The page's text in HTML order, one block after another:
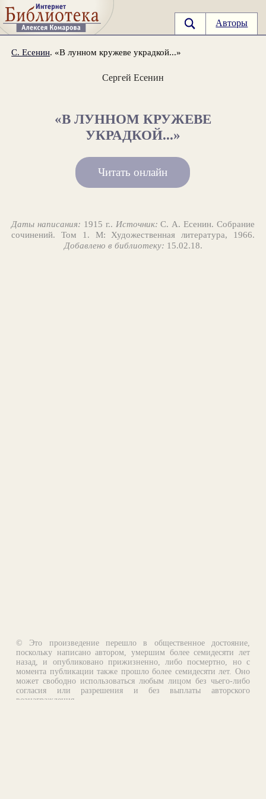
Авторы
С. Есенин. «В лунном кружеве украдкой...»
Сергей Есенин
«В ЛУННОМ КРУЖЕВЕ
УКРАДКОЙ...»
Читать онлайн
Даты написания: 1915 г.. Источник: С. А. Есенин. Собрание
сочинений. Том 1. М: Художественная литература, 1966.
Добавлено в библиотеку: 15.02.18.
© Это произведение перешло в общественное достояние,
поскольку написано автором, умершим более семидесяти лет
назад, и опубликовано прижизненно, либо посмертно, но с
момента публикации также прошло более семидесяти лет. Оно
может свободно использоваться любым лицом без чьего-либо
согласия или разрешения и без выплаты авторского
вознаграждения.